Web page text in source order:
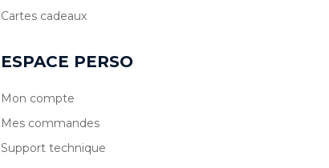
Cartes cadeaux
ESPACE PERSO
Mon compte
Mes commandes
Support technique